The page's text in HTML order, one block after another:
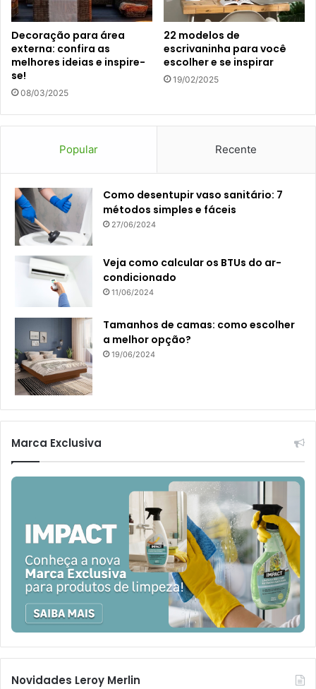
Decoração para área
externa: confira as
melhores ideias e inspire-
se!
08/03/2025
22 modelos de
escrivaninha para você
escolher e se inspirar
19/02/2025
Popular Recente
Como desentupir vaso sanitário: 7
métodos simples e fáceis
27/06/2024
Veja como calcular os BTUs do ar-
condicionado
11/06/2024
Tamanhos de camas: como escolher
a melhor opção?
19/06/2024
Marca Exclusiva
Novidades Leroy Merlin